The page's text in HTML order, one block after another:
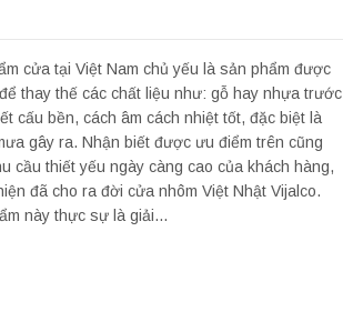
cửa tại Việt Nam chủ yếu là sản phẩm được
thay thế các chất liệu như: gỗ hay nhựa trước
cấu bền, cách âm cách nhiệt tốt, đặc biệt là
gây ra. Nhận biết được ưu điểm trên cũng
cầu thiết yếu ngày càng cao của khách hàng,
đã cho ra đời cửa nhôm Việt Nhật Vijalco.
này thực sự là giải...